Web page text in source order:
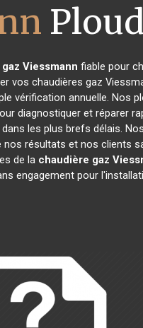
Viessmann fiable pour
vos chaudières gaz
vérification annuelle. Nos
diagnostiquer et réparer
les plus brefs délais.
résultats et nos clients
de la chaudière gaz
engagement pour